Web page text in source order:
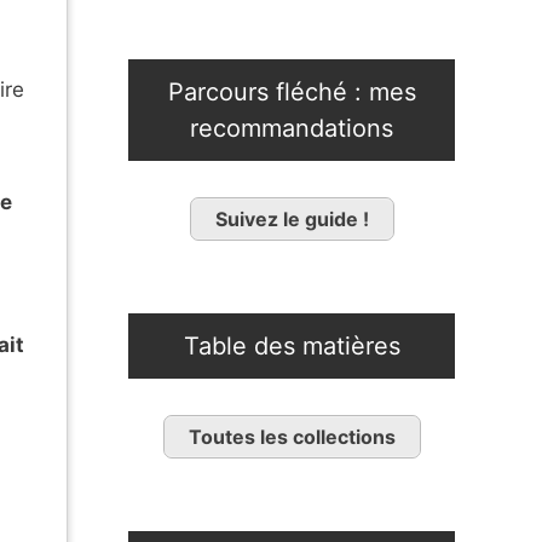
Parcours fléché : mes
recommandations
Suivez le guide !
Table des matières
Toutes les collections